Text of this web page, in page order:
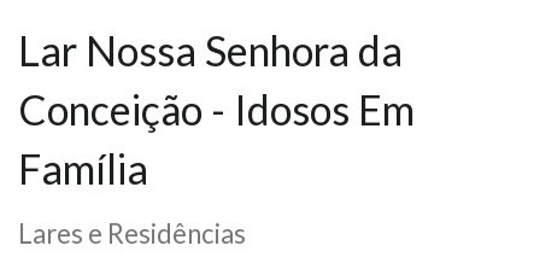
Lar Nossa Senhora da
Conceição - Idosos Em
Família
Lares e Residências